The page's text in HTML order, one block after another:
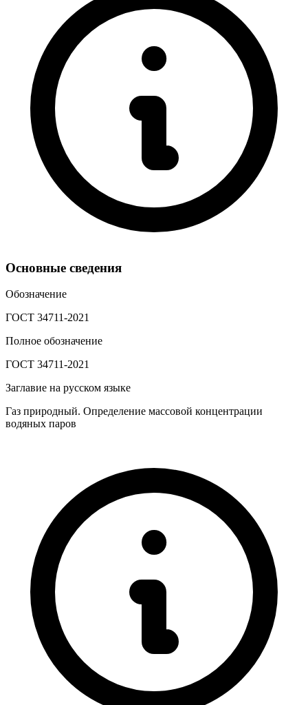
Основные сведения
Обозначение
ГОСТ 34711-2021
Полное обозначение
ГОСТ 34711-2021
Заглавие на русском языке
Газ природный. Определение массовой концентрации
водяных паров